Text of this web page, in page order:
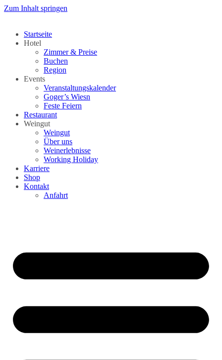
Zum Inhalt springen
Startseite
Hotel
Zimmer & Preise
Buchen
Region
Events
Veranstaltungskalender
Goger’s Wiesn
Feste Feiern
Restaurant
Weingut
Weingut
Über uns
Weinerlebnisse
Working Holiday
Karriere
Shop
Kontakt
Anfahrt